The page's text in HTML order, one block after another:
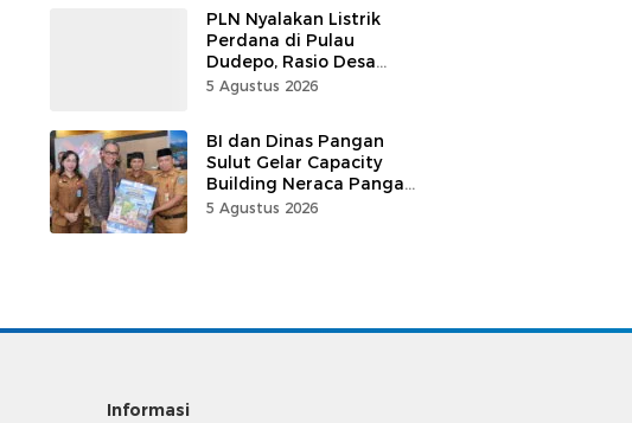
PLN Nyalakan Listrik
Perdana di Pulau
Dudepo, Rasio Desa
Berlistrik Provinsi
5 Agustus 2026
BI dan Dinas Pangan
Sulut Gelar Capacity
Building Neraca Pangan
Strategis
5 Agustus 2026
Informasi